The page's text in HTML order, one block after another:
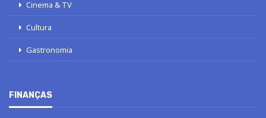
Cinema & TV
Cultura
Gastronomia
FINANÇAS